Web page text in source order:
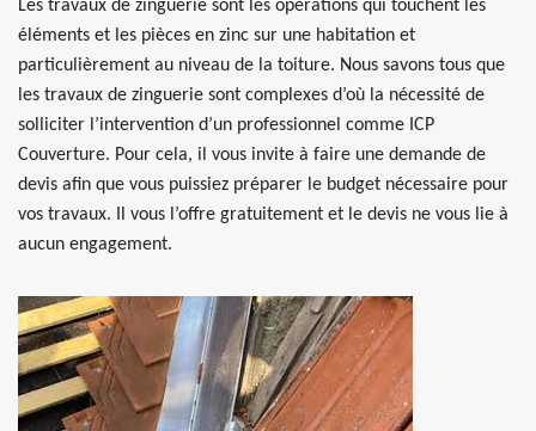
Les travaux de zinguerie sont les opérations qui touchent les
éléments et les pièces en zinc sur une habitation et
particulièrement au niveau de la toiture. Nous savons tous que
les travaux de zinguerie sont complexes d’où la nécessité de
solliciter l’intervention d’un professionnel comme ICP
Couverture. Pour cela, il vous invite à faire une demande de
devis afin que vous puissiez préparer le budget nécessaire pour
vos travaux. Il vous l’offre gratuitement et le devis ne vous lie à
aucun engagement.